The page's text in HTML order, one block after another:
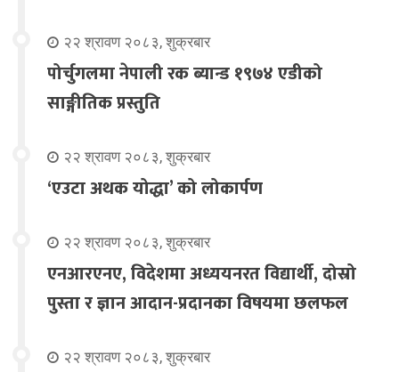
२२ श्रावण २०८३, शुक्रबार
पोर्चुगलमा नेपाली रक ब्यान्ड १९७४ एडीको
साङ्गीतिक प्रस्तुति
२२ श्रावण २०८३, शुक्रबार
‘एउटा अथक योद्धा’ को लोकार्पण
२२ श्रावण २०८३, शुक्रबार
एनआरएनए, विदेशमा अध्ययनरत विद्यार्थी, दोस्रो
पुस्ता र ज्ञान आदान-प्रदानका विषयमा छलफल
२२ श्रावण २०८३, शुक्रबार